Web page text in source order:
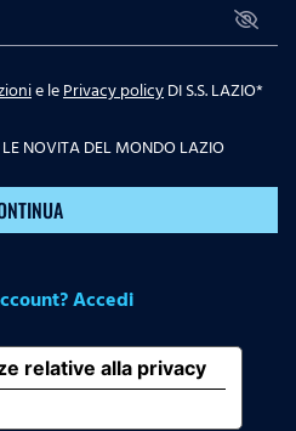
e lePrivacy policyDI S.S. LAZIO*
LE NOVITA DEL MONDO LAZIO
Accedi
relative alla privacy